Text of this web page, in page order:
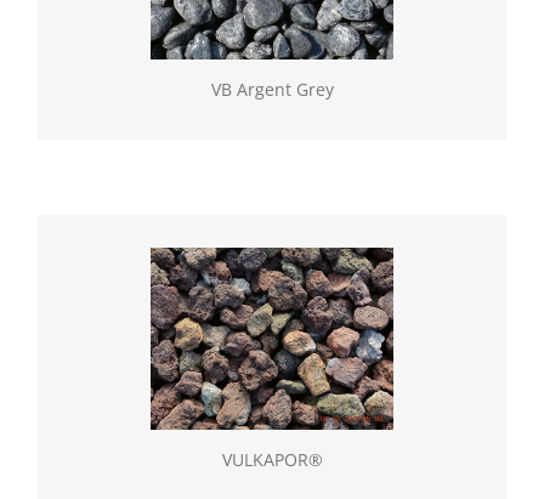
VB Argent Grey
los of in BigBag. Vulling gebroken (60/100)
VULKAPOR®
VULKAPOR®
Geselecteerde natuurlijke gesteenten, verkrijgbaar
los of in BigBag. Vulling gebroken (60/100)